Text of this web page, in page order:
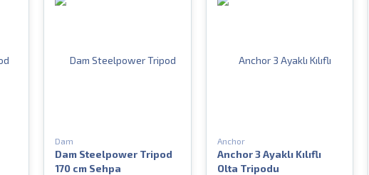
Dam
Dam Steelpower Tripod
170 cm Sehpa
Anchor
Anchor 3 Ayaklı Kılıflı
Olta Tripodu